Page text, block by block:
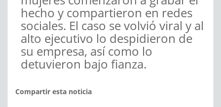
hecho y compartieron en redes
sociales. El caso se volvió viral y al
alto ejecutivo lo despidieron de
su empresa, así como lo
detuvieron bajo fianza.
Compartir esta noticia